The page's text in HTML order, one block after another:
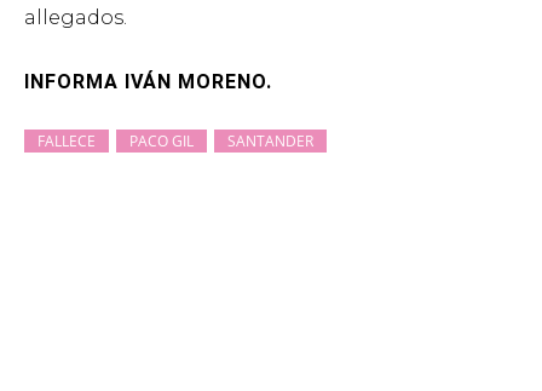
allegados.
INFORMA IVÁN MORENO.
FALLECE PACO GIL SANTANDER